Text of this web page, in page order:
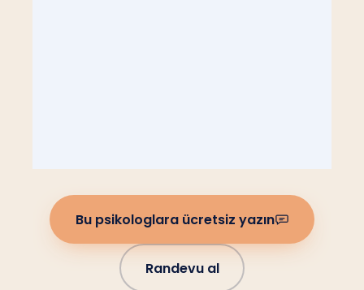
Bu psikologlara ücretsiz yazın
Randevu al